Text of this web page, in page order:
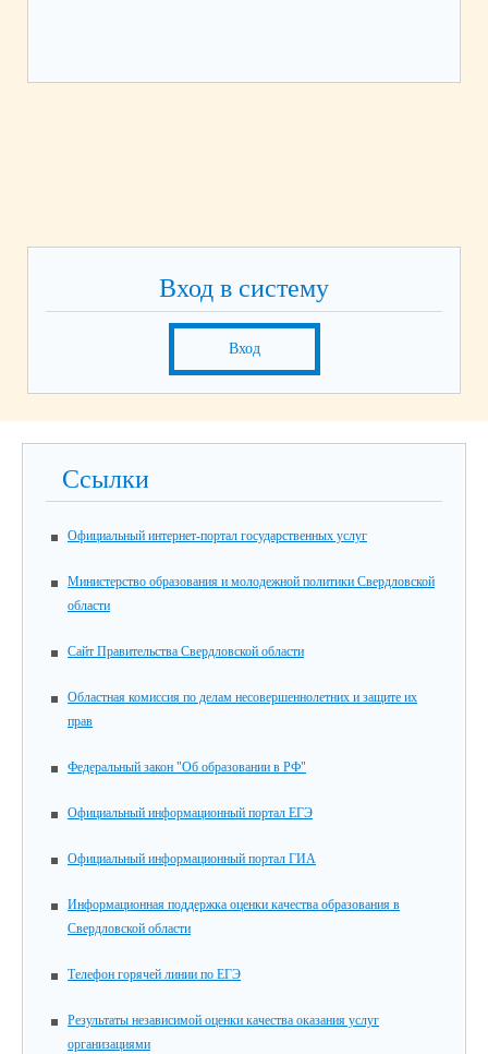
Вход в систему
Вход
Ссылки
Официальный интернет-портал государственных услуг
Министерство образования и молодежной политики Свердловской
области
Сайт Правительства Свердловской области
Областная комиссия по делам несовершеннолетних и защите их
прав
Федеральный закон "Об образовании в РФ"
Официальный информационный портал ЕГЭ
Официальный информационный портал ГИА
Информационная поддержка оценки качества образования в
Свердловской области
Телефон горячей линии по ЕГЭ
Результаты независимой оценки качества оказания услуг
организациями